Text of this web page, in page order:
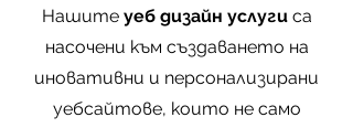
Нашите уеб дизайн услугиса
насочени към създаването на
иновативни и персонализирани
уебсайтове, които не само